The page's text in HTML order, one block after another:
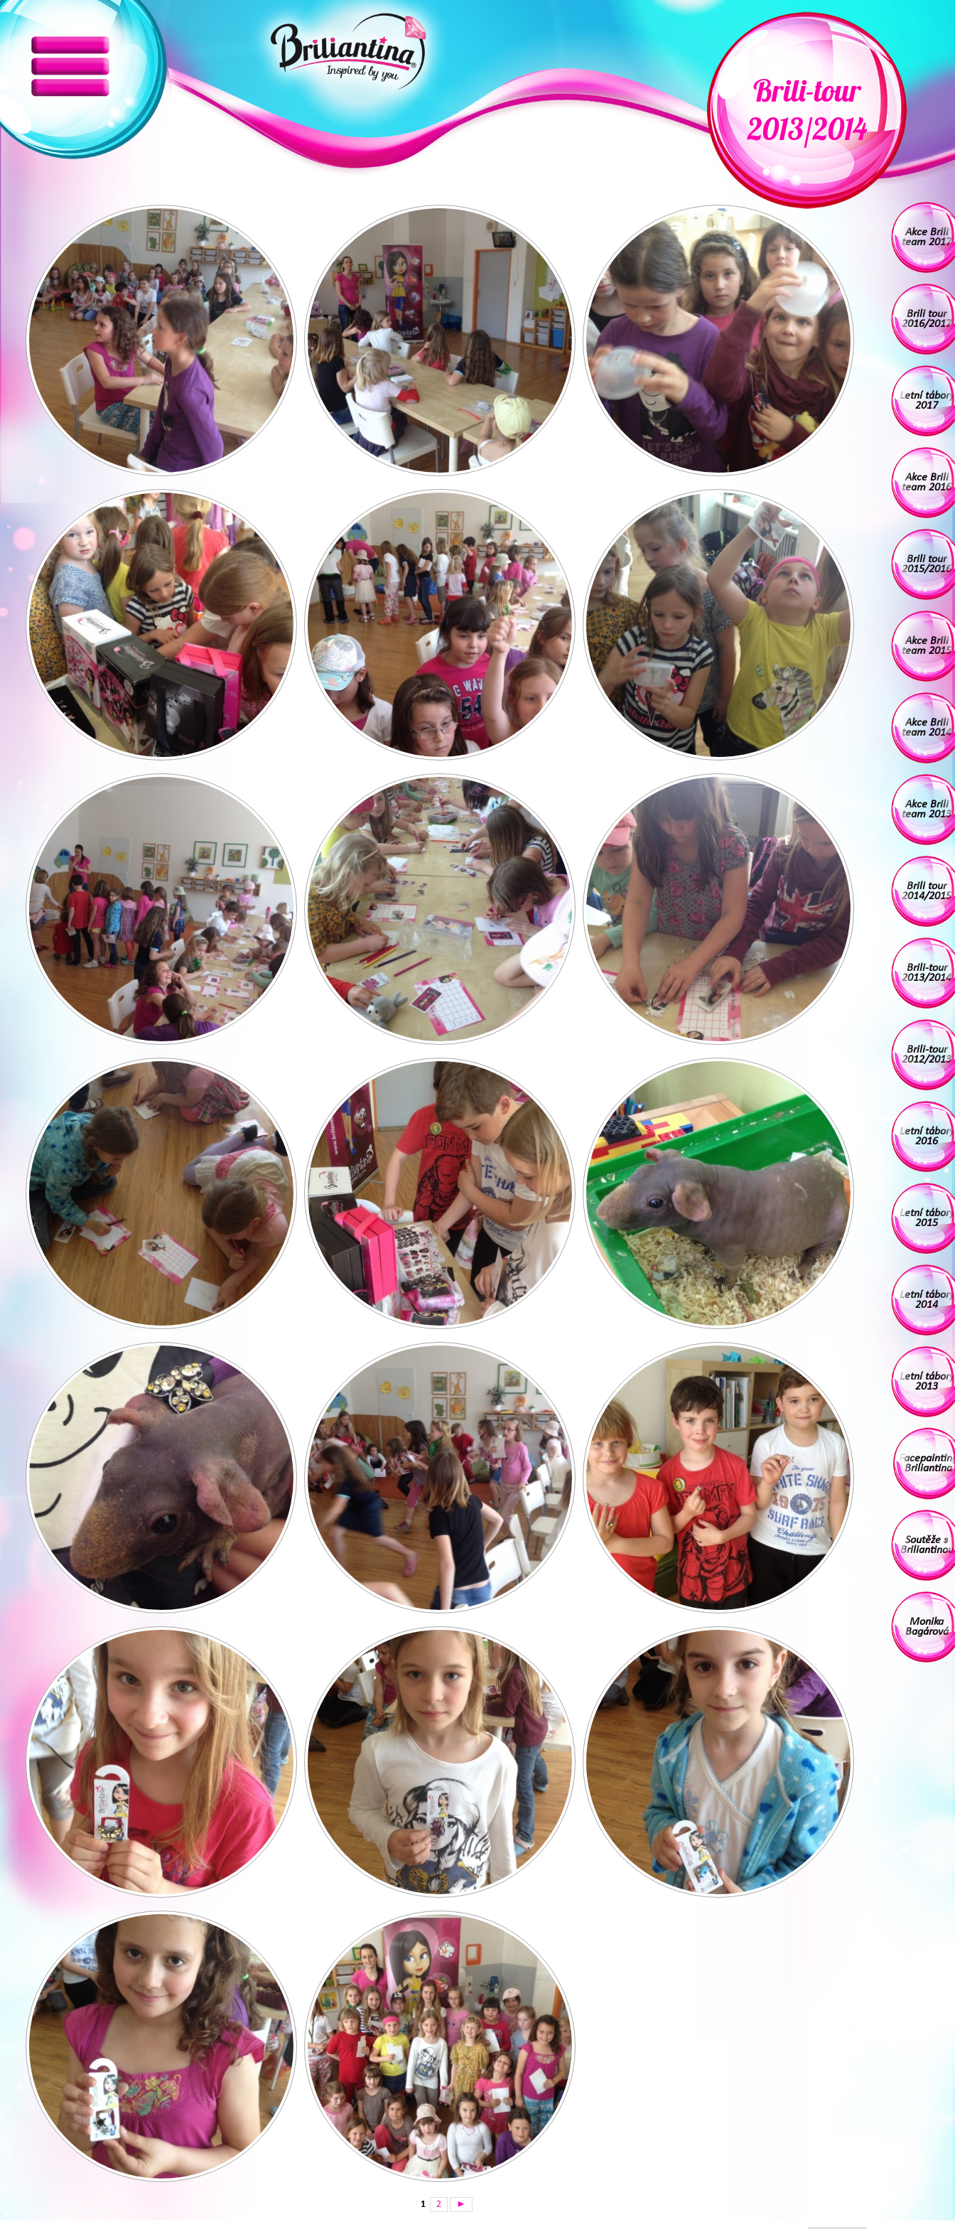
Brili-tour
2013/2014
Akce Brili
team 2017
Brili tour
2016/2017
Letní tábory
2017
Akce Brili
team 2016
Brili tour
2015/2016
Akce Brili
team 2015
Akce Brili
team 2014
Akce Brili
team 2013
Brili tour
2014/2015
Brili-tour
2013/2014
Brili-tour
2012/2013
Letní tábory
2016
Letní tábory
2015
Letní tábory
2014
Letní tábory
2013
Briliantina
Soutěže s
Briliantinou
Monika
Bagárová
1 2 ►